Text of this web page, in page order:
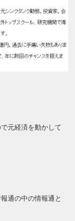
元経済を動かして
通の中の情報通と